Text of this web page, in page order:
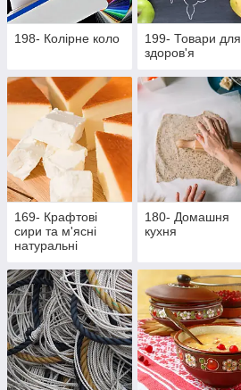
198- Колірне коло
199- Товари для
здоров'я
169- Крафтові
сири та м'ясні
натуральні
180- Домашня
кухня